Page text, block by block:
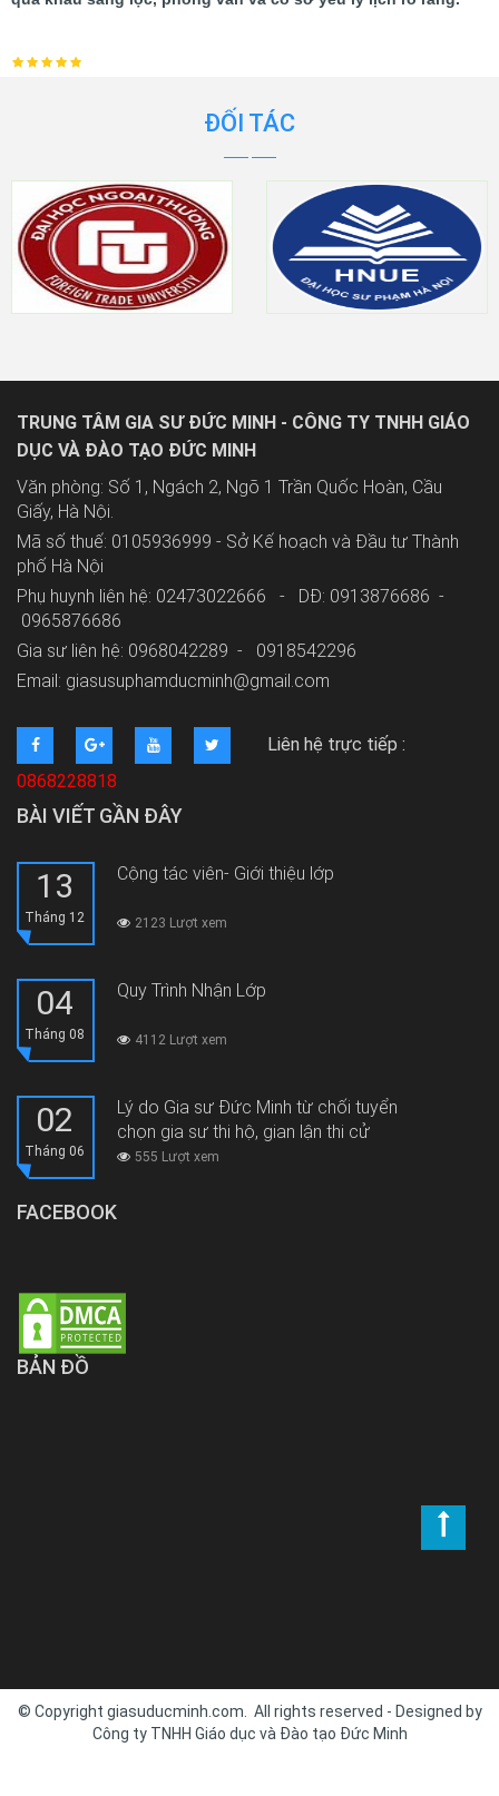
ĐỐI TÁC
TRUNG TÂM GIA SƯ ĐỨC MINH - CÔNG TY TNHH GIÁO
DỤC VÀ ĐÀO TẠO ĐỨC MINH
Văn phòng: Số 1, Ngách 2, Ngõ 1 Trần Quốc Hoàn, Cầu
Giấy, Hà Nội.
Mã số thuế: 0105936999 - Sở Kế hoạch và Đầu tư Thành
phố Hà Nội
Phụ huynh liên hệ: 02473022666 - DĐ: 0913876686 -
0965876686
Gia sư liên hệ: 0968042289 - 0918542296
Email: giasusuphamducminh@gmail.com
Liên hệ trực tiếp :
0868228818
BÀI VIẾT GẦN ĐÂY
13
Tháng 12
Cộng tác viên- Giới thiệu lớp
2123 Lượt xem
04
Tháng 08
Quy Trình Nhận Lớp
4112 Lượt xem
02
Tháng 06
Lý do Gia sư Đức Minh từ chối tuyển
chọn gia sư thi hộ, gian lận thi cử
555 Lượt xem
FACEBOOK
BẢN ĐỒ
© Copyright giasuducminh.com. All rights reserved - Designed by
Công ty TNHH Giáo dục và Đào tạo Đức Minh